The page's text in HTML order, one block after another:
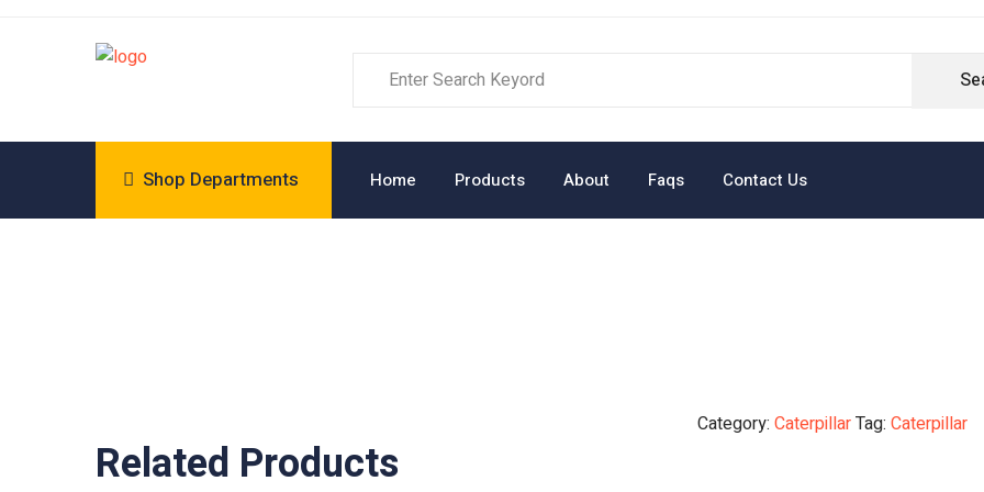
Shop Departments Home Products About Faqs Contact Us
Category: CaterpillarTag: Caterpillar
Related Products